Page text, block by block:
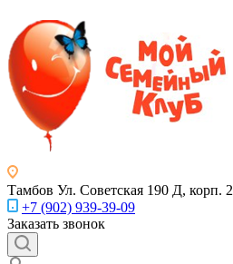
Тамбов Ул. Советская 190 Д, корп. 2
+7 (902) 939-39-09
Заказать звонок